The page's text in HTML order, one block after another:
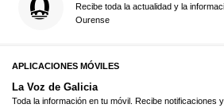
Recibe toda la actualidad y la
Ourense
APLICACIONES MÓVILES
La Voz de Galicia
Toda la información en tu móvil. Recibe notificaciones